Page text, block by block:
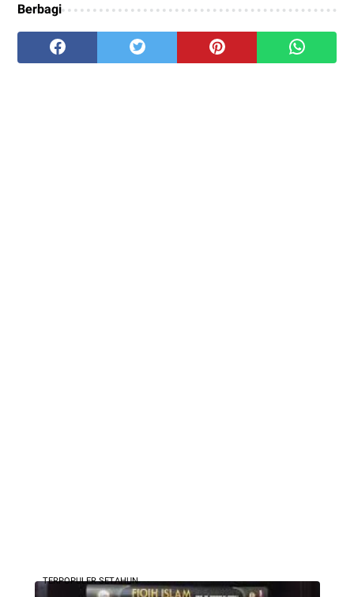
Berbagi
TERPOPULER SETAHUN